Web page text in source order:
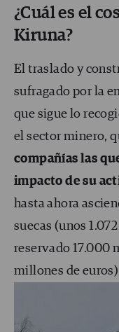
¿Cuál es el
Kiruna?
El traslado y
sufragado por la
que sigue lo
el sector minero,
compañías las
impacto de su
hasta ahora
suecas (unos
reservado 17.000
millones de